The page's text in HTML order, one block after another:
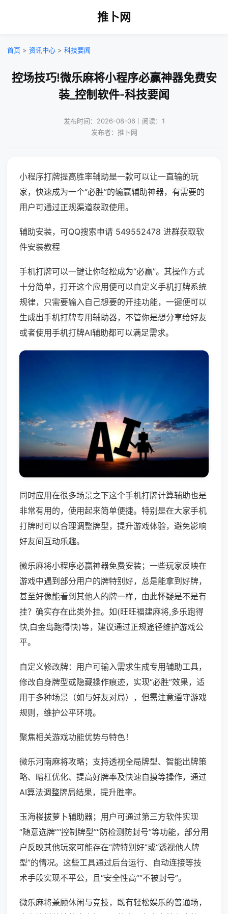
推卜网
首页 > 资讯中心 > 科技要闻
控场技巧!微乐麻将小程序必赢神器免费安
装_控制软件-科技要闻
发布时间：2026-08-06｜阅读：1
发布者：推卜网
小程序打牌提高胜率辅助是一款可以让一直输的玩
家，快速成为一个“必胜”的输赢辅助神器，有需要的
用户可通过正规渠道获取使用。
辅助安装，可QQ搜索申请 549552478 进群获取软
件安装教程
手机打牌可以一键让你轻松成为“必赢”。其操作方式
十分简单，打开这个应用便可以自定义手机打牌系统
规律，只需要输入自己想要的开挂功能，一键便可以
生成出手机打牌专用辅助器，不管你是想分享给好友
或者使用手机打牌AI辅助都可以满足需求。
同时应用在很多场景之下这个手机打牌计算辅助也是
非常有用的，使用起来简单便捷。特别是在大家手机
打牌时可以合理调整牌型，提升游戏体验，避免影响
好友间互动乐趣。
微乐麻将小程序必赢神器免费安装；一些玩家反映在
游戏中遇到部分用户的牌特别好，总是能拿到好牌，
甚至好像能看到其他人的牌一样，由此怀疑是不是有
挂？确实存在此类外挂。如(旺旺福建麻将,多乐跑得
快,白金岛跑得快)等，建议通过正规途径维护游戏公
平。
自定义修改牌：用户可输入需求生成专用辅助工具，
修改自身牌型或隐藏操作痕迹，实现“必胜”效果，适
用于多种场景（如与好友对局），但需注意遵守游戏
规则，维护公平环境。
聚焦相关游戏功能优势与特色！
微乐河南麻将攻略；支持透视全局牌型、智能出牌策
略、暗杠优化、提高好牌率及快速自摸等操作，通过
AI算法调整牌局结果，提升胜率。
玉海楼拔萝卜辅助器；用户可通过第三方软件实现
“随意选牌”“控制牌型”“防检测防封号”等功能，部分用
户反映其他玩家可能存在“牌特别好”或“透视他人牌
型”的情况。这些工具通过后台运行、自动连接等技
术手段实现不平公，且“安全性高”“不被封号”。
微乐麻将兼顾休闲与竞技，既有轻松娱乐的普通场，